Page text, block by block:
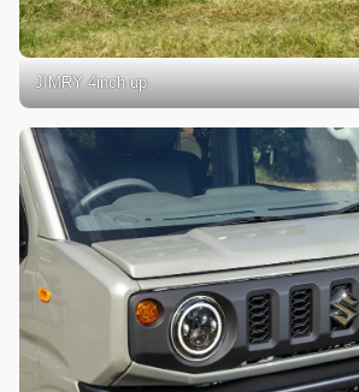
JIMRY 4inch up